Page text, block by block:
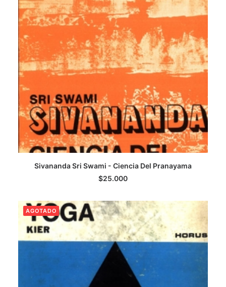
AUTORES DESTACADOS
GLOSARIO
CONTACTO
LOGIN / REGISTER
CART
LEER MÁS
Sivananda Sri Swami - Ciencia Del Pranayama
$25.000
AGOTADO